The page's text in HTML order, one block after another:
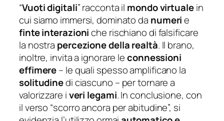
“Vuoti digitali” racconta il mondo virtualein
cui siamo immersi, dominato da numerie
finte interazioniche rischiano di falsificare
la nostra percezione della realtà. Il brano,
inoltre, invita a ignorare leconnessioni
effimere– le quali spesso amplificano la
solitudinedi ciascuno – per tornare a
valorizzare iveri legami. In conclusione, con
il verso “scorro ancora per abitudine”, si